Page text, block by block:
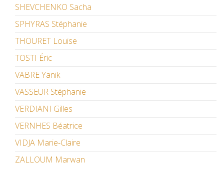
SHEVCHENKO Sacha
SPHYRAS Stéphanie
THOURET Louise
TOSTI Éric
VABRE Yanik
VASSEUR Stéphanie
VERDIANI Gilles
VERNHES Béatrice
VIDJA Marie-Claire
ZALLOUM Marwan